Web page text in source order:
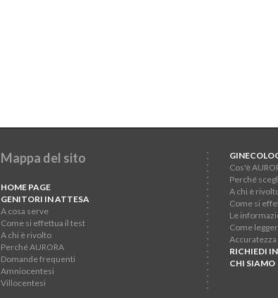
Mappa del sito
HOME PAGE
GENITORI IN ATTESA
A cosa serve
Come si effettua il test
A chi è rivolto
Perché AURORA
Domande frequenti
Amniocentesi
Villocentesi
Cos'è
Perché
A chi è
Come si
Le
Come
Accuratezza
RICHIEDI
CHI SIAMO